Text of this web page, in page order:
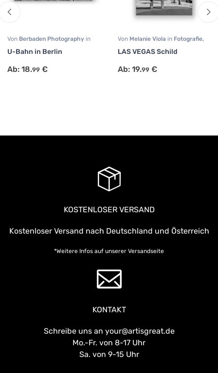
Von Berbaden Photography in
Fotografie
Reisen
U-Bahn in Berlin
Ab: 18.99 €
Von Melanie Viola in Fotografie,
LAS VEGAS Schild
Ab: 19.99 €
KOSTENLOSER VERSAND
Kostenloser Versand nach Deutschland und Österreich
*Weitere Infos auf unserer Versandseite
KONTAKT
Schreibe uns an your@artisgreat.de
Mo.-Fr. von 8-17 Uhr
Sa. von 9-15 Uhr